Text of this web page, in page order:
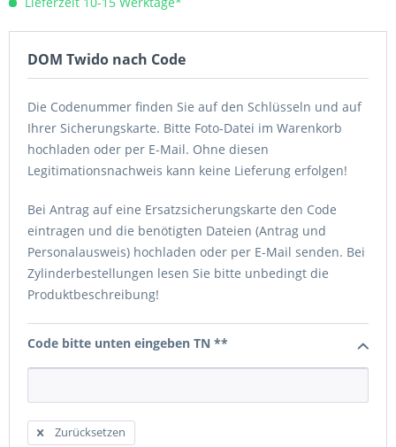
DOM Twido nach Code
Die Codenummer finden Sie auf den Schlüsseln und auf
Ihrer Sicherungskarte. Bitte Foto-Datei im Warenkorb
hochladen oder per E-Mail. Ohne diesen
Legitimationsnachweis kann keine Lieferung erfolgen!
Bei Antrag auf eine Ersatzsicherungskarte den Code
eintragen und die benötigten Dateien (Antrag und
Personalausweis) hochladen oder per E-Mail senden. Bei
Zylinderbestellungen lesen Sie bitte unbedingt die
Produktbeschreibung!
Code bitte unten eingeben TN **
Zurücksetzen